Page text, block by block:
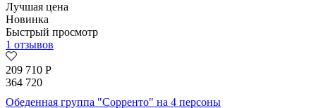
Лучшая цена
Новинка
Быстрый просмотр
1 отзывов
209 710 Р
364 720
Обеденная группа "Сорренто" на 4 персоны